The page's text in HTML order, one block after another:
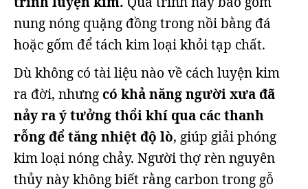
nung nóng quặng đồng trong nồi bằng đá
hoặc gốm để tách kim loại khỏi tạp chất.
Dù không có tài liệu nào về cách luyện kim
ra đời, nhưng có khả năng người xưa đã
nảy ra ý tưởng thổi khí qua các thanh
rỗng để tăng nhiệt độ lò, giúp giải phóng
kim loại nóng chảy. Người thợ rèn nguyên
thủy này không biết rằng carbon trong gỗ